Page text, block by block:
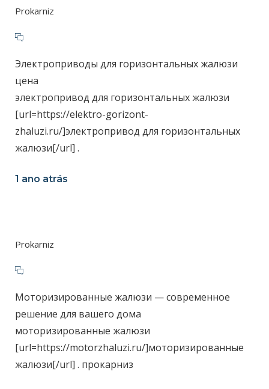
Prokarniz
Электроприводы для горизонтальных жалюзи
цена
электропривод для горизонтальных жалюзи
[url=https://elektro-gorizont-
zhaluzi.ru/]электропривод для горизонтальных
жалюзи[/url] .
1 ano atrás
Prokarniz
Моторизированные жалюзи — современное
решение для вашего дома
моторизированные жалюзи
[url=https://motorzhaluzi.ru/]моторизированные
жалюзи[/url] . прокарниз